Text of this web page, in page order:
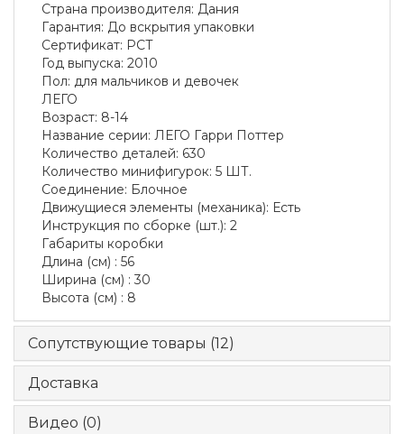
Страна производителя: Дания
Гарантия: До вскрытия упаковки
Сертификат: РСТ
Год выпуска: 2010
Пол: для мальчиков и девочек
ЛЕГО
Возраст: 8-14
Название серии: ЛЕГО Гарри Поттер
Количество деталей: 630
Количество минифигурок: 5 ШТ.
Соединение: Блочное
Движущиеся элементы (механика): Есть
Инструкция по сборке (шт.): 2
Габариты коробки
Длина (см) : 56
Ширина (см) : 30
Высота (см) : 8
Сопутствующие товары (12)
Доставка
Видео (0)